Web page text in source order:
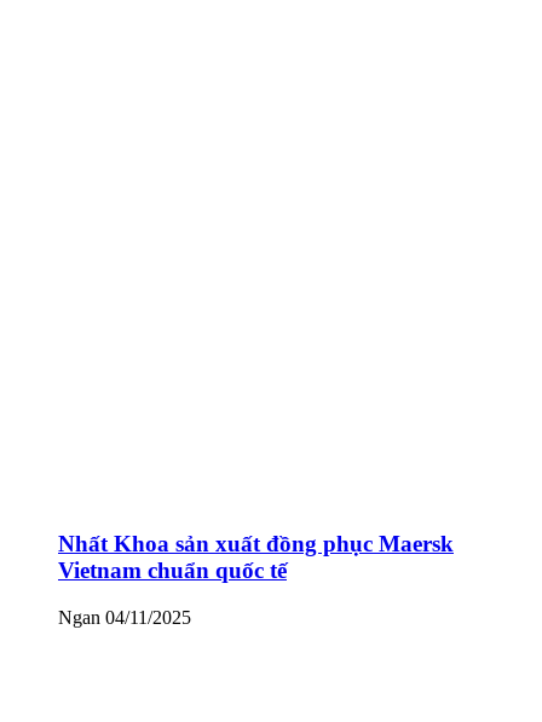
Nhất Khoa sản xuất đồng phục Maersk
Vietnam chuẩn quốc tế
Ngan 04/11/2025